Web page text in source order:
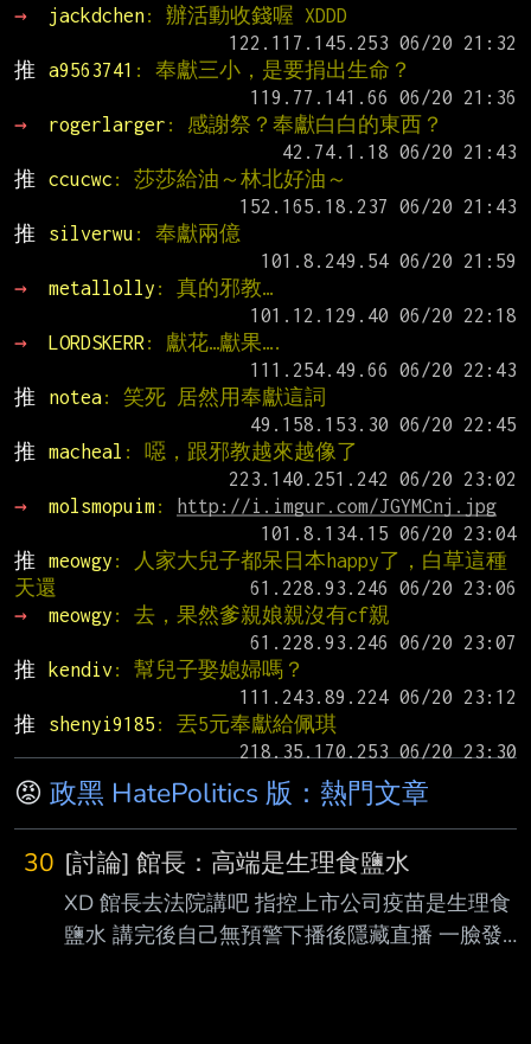
→ jackdchen: 辦活動收錢喔 XDDD
推
a9563741 : 奉獻三小，是要捐出生命？
→
rogerlarger : 感謝祭？奉獻白白的東西？
推
ccucwc : 莎莎給油～林北好油～
推
silverwu : 奉獻兩億
→
metallolly : 真的邪教…
→
LORDSKERR : 獻花…獻果….
推
notea: 笑死 居然用奉獻這詞
推
macheal : 噁，跟邪教越來越像了
→
molsmopuim:
http://i.imgur.com/JGYMCnj.jpg
推
meowgy : 人家大兒子都呆日本happy了，白草這種
天還
→
meowgy : 去，果然爹親娘親沒有cf親
推
kendiv : 幫兒子娶媳婦嗎？
推
shenyi9185 : 丟5元奉獻給佩琪
😡 政黑 HatePolitics 版：熱門文章
30 [討論] 館長：高端是生理食鹽水
XD 館長去法院講吧 指控上市公司疫苗是生理食
鹽水 講完後自己無預警下播後隱藏直播 一臉發現